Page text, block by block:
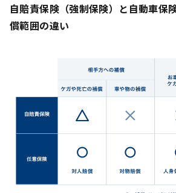
自賠責保険（強制保険）と自動車保
償範囲の違い